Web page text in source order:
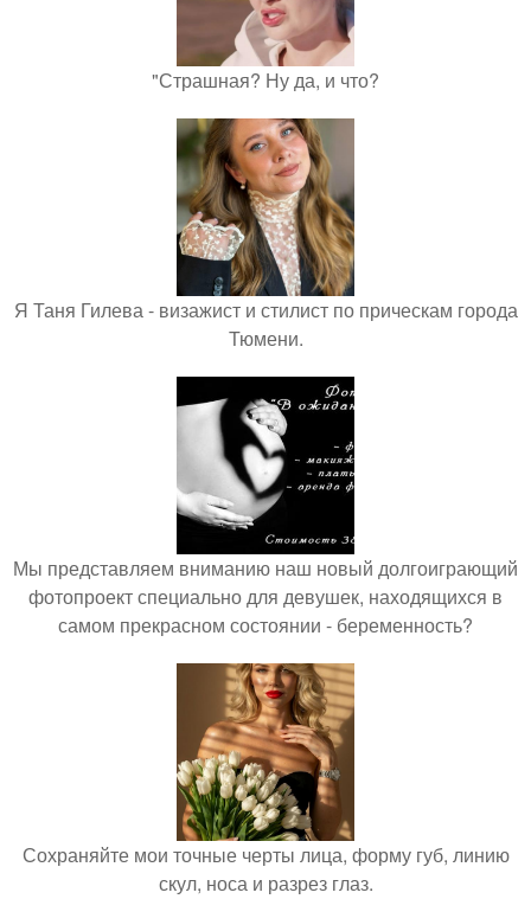
"Страшная? Ну да, и что?
Я Таня Гилева - визажист и стилист по прическам города
Тюмени.
Мы представляем вниманию наш новый долгоиграющий
фотопроект специально для девушек, находящихся в
самом прекрасном состоянии - беременность?
Сохраняйте мои точные черты лица, форму губ, линию
скул, носа и разрез глаз.